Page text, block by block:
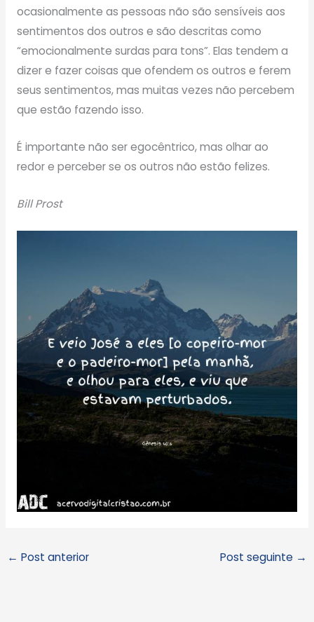
ocasionalmente as pessoas não são sensíveis aos
sentimentos dos outros e são descritas como
“emocionalmente surdas para tons”. Elas tendem a
dizer e fazer coisas que ofendem os outros e ferem
seus sentimentos, mas muitas vezes não percebem
que estão fazendo isso.
É importante não ser egocêntrico, mas olhar ao
redor e perceber se os outros não estão felizes.
Bill Prost
← Post anterior Post seguinte →